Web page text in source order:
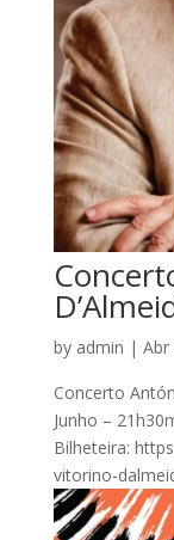
by admin | Abr
Concerto
Junho –
Bilheteira:
vitorino-